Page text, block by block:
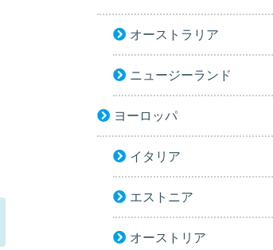
オーストラリア
ニュージーランド
ヨーロッパ
イタリア
エストニア
オーストリア